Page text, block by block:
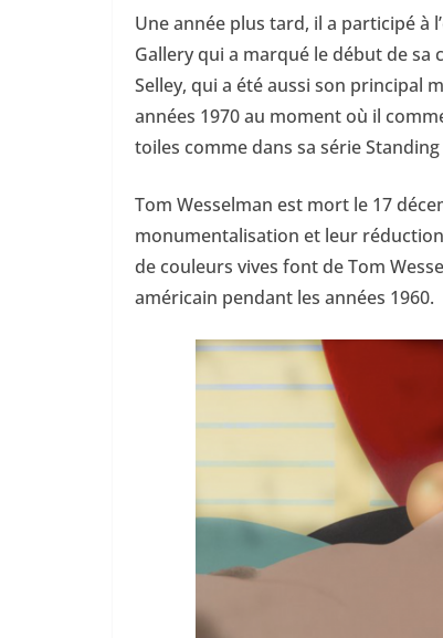
Une année plus tard, il a participé à
Gallery qui a marqué le début de sa
Selley, qui a été aussi son principal
années 1970 au moment où il
toiles comme dans sa série
Tom Wesselman est mort le 17
monumentalisation et leur
de couleurs vives font de Tom
américain pendant les années 1960.